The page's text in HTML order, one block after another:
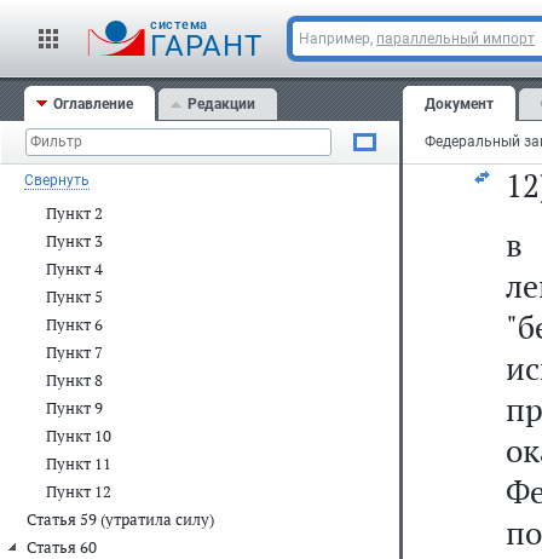
cистема
ГАРАНТ Например, параллельный импорт
Оглавление Редакции
Свернуть
Статья 55 (утратила силу)
Статья 56 (утратила силу)
Статья 57
Пункт 1
Пункт 2
Статья 58
Пункт 1
Пункт 2
Пункт 3
Пункт 4
Пункт 5
Пункт 6
Пункт 7
Пункт 8
Пункт 9
Пункт 10
Пункт 11
Пункт 12
Статья 59 (утратила силу)
Статья 60
Документ